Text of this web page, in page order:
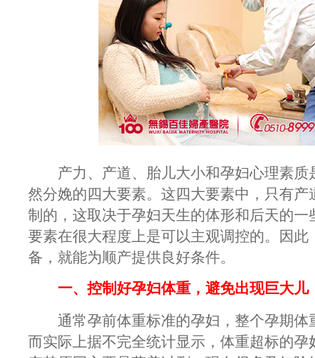
产力、产道、胎儿大小和孕妇心理素质
然分娩的四大要素。这四大要素中，只有产
制的，这取决于孕妇天生的体形和后天的一
要素在很大程度上是可以主观调控的。因此
备，就能为顺产提供良好条件。
一、控制好孕妇体重，避免出现巨大儿
通常孕前体重标准的孕妇，整个孕期体
而实际上据不完全统计显示，体重超标的孕